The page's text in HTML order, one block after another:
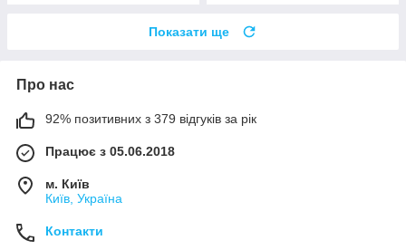
Показати ще
Про нас
92% позитивних з 379 відгуків за рік
Працює з 05.06.2018
м. Київ
Київ, Україна
Контакти